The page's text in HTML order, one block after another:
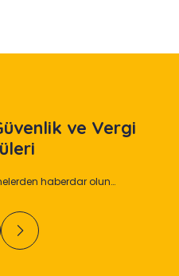
ve Vergi
haberdar olun…